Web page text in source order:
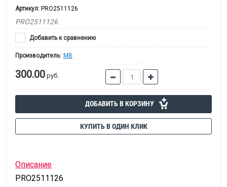
Артикул: PRO2511126
PRO2511126
Добавить к сравнению
Производитель: MB
300.00 руб.
ДОБАВИТЬ В КОРЗИНУ
КУПИТЬ В ОДИН КЛИК
Описание
PRO2511126